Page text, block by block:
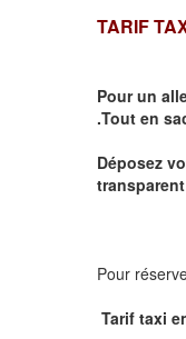
TARIF
Pour un
.Tout en
Déposez
Pour
Tarif taxi